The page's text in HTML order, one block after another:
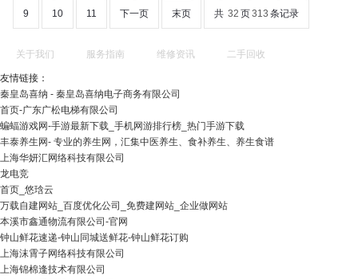
9 10 11 下一页 末页 共 32 页313 条记录
关于我们 服务指南 维修资讯 二手回收
友情链接：
秦皇岛喜纳 - 秦皇岛喜纳电子商务有限公司
首页-广东广松电梯有限公司
蝙蝠游戏网-手游最新下载_手机网游排行榜_热门手游下载
丰泰养生网- 专业的养生网，汇集中医养生、食补养生、养生食谱
上海华妍汇网络科技有限公司
龙电竞
首页_悠琀云
万载自建网站_百度优化公司_免费建网站_企业做网站
本溪市鑫通物流有限公司-官网
钟山鲜花速递-钟山同城送鲜花-钟山鲜花订购
上海沫霄子网络科技有限公司
上海锦棉逢技术有限公司